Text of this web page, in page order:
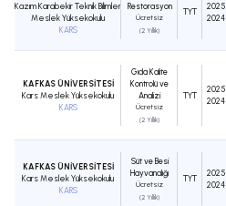
Kazım Karabekir Teknik Bilimler
Meslek Yüksekokulu
KARS
Restorasyon
Ücretsiz
(2 Yıllık)
TYT
2025
2024
KAFKAS ÜNİVERSİTESİ
Kars Meslek Yüksekokulu
KARS
Gıda Kalite
Kontrolü ve
Analizi
Ücretsiz
(2 Yıllık)
TYT
2025
2024
KAFKAS ÜNİVERSİTESİ
Kars Meslek Yüksekokulu
KARS
Süt ve Besi
Hayvancılığı
Ücretsiz
(2 Yıllık)
TYT
2025
2024